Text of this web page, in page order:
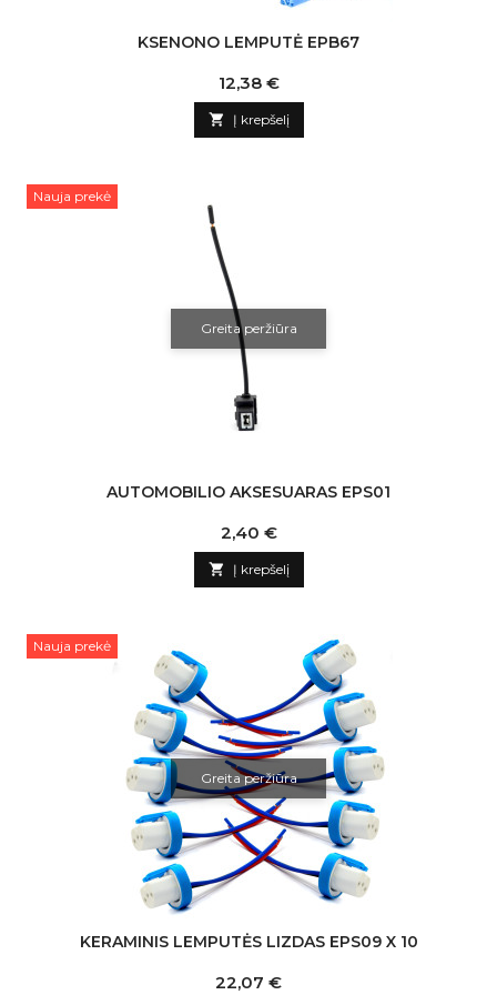
KSENONO LEMPUTĖ EPB67
Kaina
12,38 €
 Į krepšelį
Nauja prekė
Greita peržiūra
AUTOMOBILIO AKSESUARAS EPS01
Kaina
2,40 €
 Į krepšelį
Nauja prekė
Greita peržiūra
KERAMINIS LEMPUTĖS LIZDAS EPS09 X 10
Kaina
22,07 €